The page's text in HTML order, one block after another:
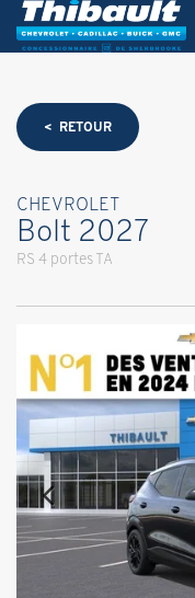
< RETOUR
CHEVROLET
Bolt 2027
RS 4 portes TA